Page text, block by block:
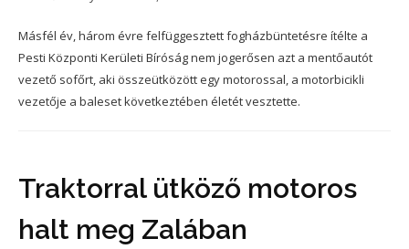
Másfél év, három évre felfüggesztett fogházbüntetésre ítélte a
Pesti Központi Kerületi Bíróság nem jogerősen azt a mentőautót
vezető sofőrt, aki összeütközött egy motorossal, a motorbicikli
vezetője a baleset következtében életét vesztette.
Traktorral ütköző motoros
halt meg Zalában